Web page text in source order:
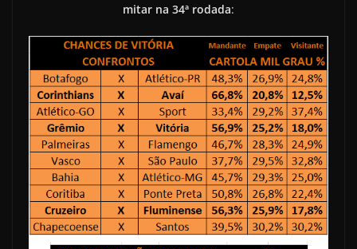
mitar na 34ª rodada: